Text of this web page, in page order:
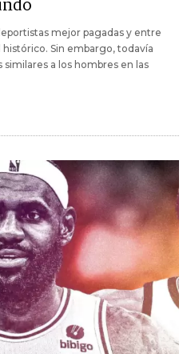
mejor pagadas y entre
Sin embargo, todavía
a los hombres en las